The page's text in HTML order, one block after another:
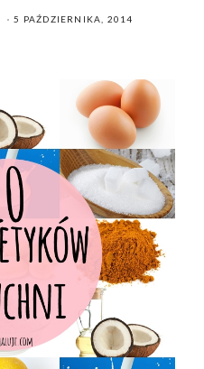
POSTED
5 PAŹDZIERNIKA, 2014